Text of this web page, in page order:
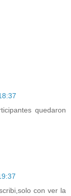
quedaron
con ver la